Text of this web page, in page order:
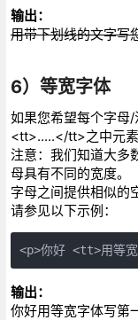
输出：
用带下划线的文字写
6）等宽字体
如果您希望每个字母
<tt>.....</tt>之中元素
注意：我们知道大多
母具有不同的宽度。
字母之间提供相似的
请参见以下示例：
<p>你好 <tt>用等
输出：
你好用等宽字体写第